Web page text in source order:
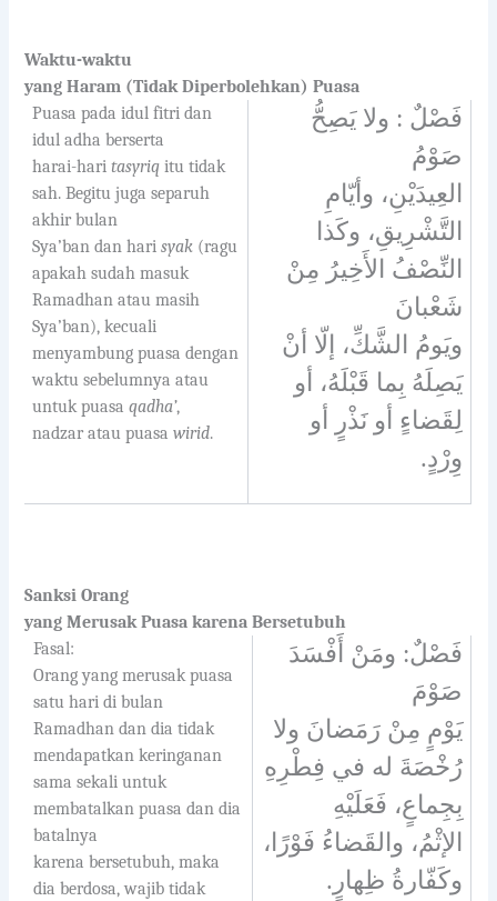
Waktu-waktu
yang Haram (Tidak Diperbolehkan) Puasa
Puasa pada idul fitri dan
idul adha berserta
harai-haritasyriq itu tidak
sah. Begitu juga separuh
akhir bulan
Sya’ban dan harisyak (ragu
apakah sudah masuk
Ramadhan atau masih
Sya’ban), kecuali
menyambung puasa dengan
waktu sebelumnya atau
untuk puasaqadha’,
nadzar atau puasawirid.
فَصْلٌ : ولا يَصِحُّ
صَوْمُ
العِيدَيْنِ، وأيّامِ
التَّشْرِيقِ، وكَذا
النِّصْفُ الأَخِيرُ مِنْ
شَعْبانَ
ويَومُ الشَّكِّ، إلّا أنْ
يَصِلَهُ بِما قَبْلَهُ، أو
لِقَضاءٍ أو نَذْرٍ أو
وِرْدٍ.
Sanksi Orang
yang Merusak Puasa karena Bersetubuh
Fasal:
Orang yang merusak puasa
satu hari di bulan
Ramadhan dan dia tidak
mendapatkan keringanan
sama sekali untuk
membatalkan puasa dan dia
batalnya
karena bersetubuh, maka
dia berdosa, wajib tidak
فَصْلٌ: ومَنْ أَفْسَدَ
صَوْمَ
يَوْمٍ مِنْ رَمَضانَ ولا
رُخْصَةَ له في فِطْرِهِ
بِجِماعٍ، فَعَلَيْهِ
الإثْمُ، والقَضاءُ فَوْرًا،
وكَفّارةُ ظِهارٍ .